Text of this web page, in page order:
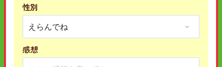
性別
感想